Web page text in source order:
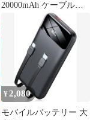
20000mAh ケーブル内
¥2,080
モバイルバッテリー 大